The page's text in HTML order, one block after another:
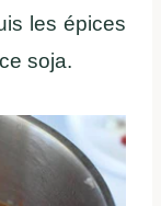
les épices
soja.